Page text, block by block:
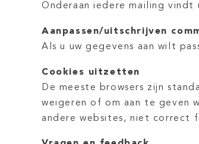
Onderaan iedere mailing vindt
Aanpassen/uitschrijven
Als u uw gegevens aan wilt
Cookies uitzetten
De meeste browsers zijn
weigeren of om aan te geven
andere websites, niet correct